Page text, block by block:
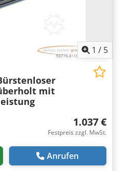
1 / 5
mit
1.037 €
Festpreis zzgl. MwSt.
Anrufen